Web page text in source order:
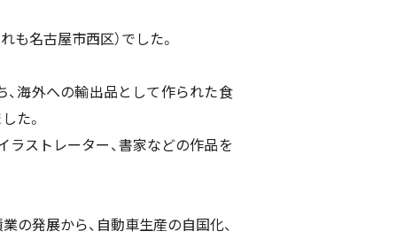
名古屋市西区）でした。
海外への輸出品として作られた食
た。
ラストレーター、書家などの作品を
発展から、自動車生産の自国化、